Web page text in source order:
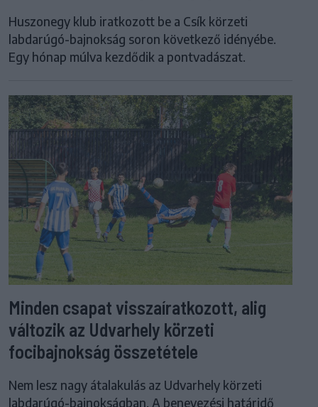
Huszonegy klub iratkozott be a Csík körzeti
labdarúgó-bajnokság soron következő idényébe.
Egy hónap múlva kezdődik a pontvadászat.
Minden csapat visszaíratkozott, alig
változik az Udvarhely körzeti
focibajnokság összetétele
Nem lesz nagy átalakulás az Udvarhely körzeti
labdarúgó-bajnokságban. A benevezési határidő